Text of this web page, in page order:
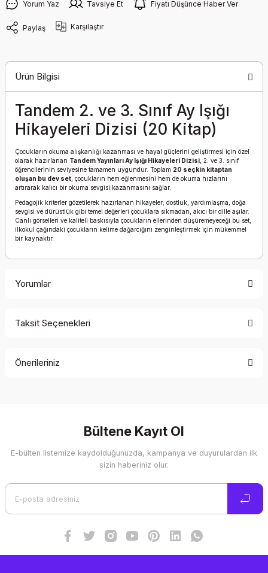
Yorum Yaz Tavsiye Et Fiyatı Düşünce Haber Ver
Paylaş Karşılaştır
Ürün Bilgisi
Tandem 2. ve 3. Sınıf Ay Işığı
Hikayeleri Dizisi (20 Kitap)
Çocukların okuma alışkanlığı kazanması ve hayal güçlerini geliştirmesi için özel
olarak hazırlanan Tandem Yayınları Ay Işığı Hikayeleri Dizisi , 2. ve 3. sınıf
öğrencilerinin seviyesine tamamen uygundur. Toplam 20 seçkin kitaptan
oluşan bu dev set , çocukların hem eğlenmesini hem de okuma hızlarını
artırarak kalıcı bir okuma sevgisi kazanmasını sağlar.
Pedagojik kriterler gözetilerek hazırlanan hikayeler; dostluk, yardımlaşma, doğa
sevgisi ve dürüstlük gibi temel değerleri çocuklara sıkmadan, akıcı bir dille aşılar.
Canlı görselleri ve kaliteli baskısıyla çocukların ellerinden düşüremeyeceği bu set,
ilkokul çağındaki çocukların kelime dağarcığını zenginleştirmek için mükemmel
bir kaynaktır.
Yorumlar
Taksit Seçenekleri
Önerileriniz
Görüş ve önerileriniz için teşekkür ederiz.
Ürün resmi kalitesiz, bozuk veya görüntülenemiyor.
Bültene Kayıt Ol
E-bülten listemize kaydolduğunuzda, kampanya ve duyurulardan ilk
sizin haberiniz olur.